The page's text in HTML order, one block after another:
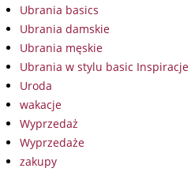
Ubrania basics
Ubrania damskie
Ubrania męskie
Ubrania w stylu basic Inspiracje
Uroda
wakacje
Wyprzedaż
Wyprzedaże
zakupy